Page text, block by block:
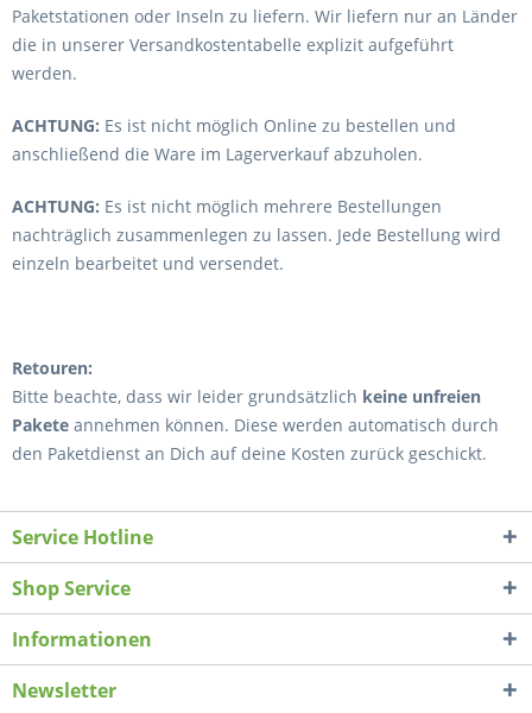
Paketstationen oder Inseln zu liefern. Wir liefern nur an Länder
die in unserer Versandkostentabelle explizit aufgeführt
werden.
ACHTUNG: Es ist nicht möglich Online zu bestellen und
anschließend die Ware im Lagerverkauf abzuholen.
ACHTUNG: Es ist nicht möglich mehrere Bestellungen
nachträglich zusammenlegen zu lassen. Jede Bestellung wird
einzeln bearbeitet und versendet.
Retouren:
Bitte beachte, dass wir leider grundsätzlich keine unfreien
Pakete annehmen können. Diese werden automatisch durch
den Paketdienst an Dich auf deine Kosten zurück geschickt.
Service Hotline
Shop Service
Informationen
Newsletter